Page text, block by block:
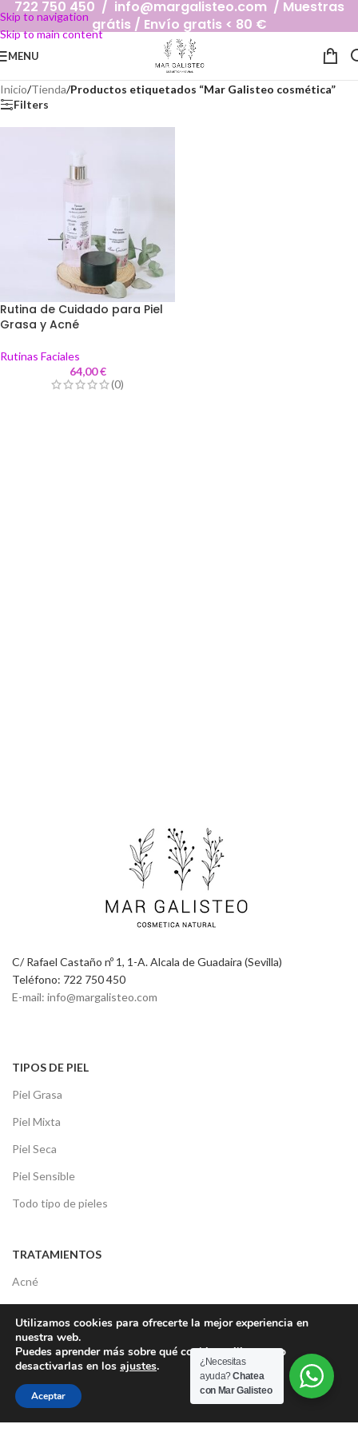
Skip to navigation
Skip to main content
722 750 450 / info@margalisteo.com / Muestras
grátis / Envío gratis < 80 €
MENU
Inicio/Tienda/Productos etiquetados “Mar Galisteo cosmética”
Filters
Rutina de Cuidado para Piel
Grasa y Acné
Rutinas Faciales
64,00€
(0)
C/ Rafael Castaño nº 1, 1-A. Alcala de Guadaira (Sevilla)
Teléfono: 722 750 450
E-mail: info@margalisteo.com
TIPOS DE PIEL
Piel Grasa
Piel Mixta
Piel Seca
Piel Sensible
Todo tipo de pieles
TRATAMIENTOS
Acné
Arrugas
Bolsas y Ojeras
Deshidratación
Luminosidad
Utilizamos cookies para ofrecerte la mejor experiencia en
nuestra web.
Puedes aprender más sobre qué cookies utilizamos o
desactivarlas en los ajustes.
Aceptar
¿Necesitas
ayuda?Chatea
con Mar Galisteo